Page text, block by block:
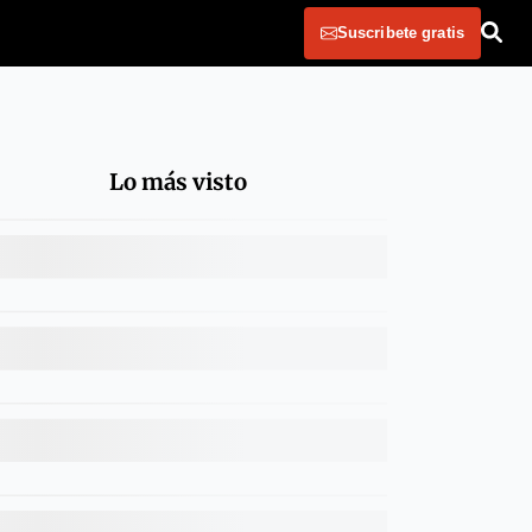
Suscribete gratis
Lo más visto